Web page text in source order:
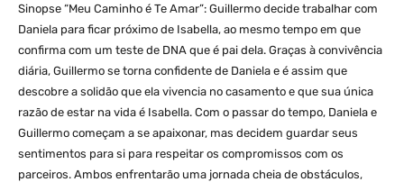
Sinopse “Meu Caminho é Te Amar”: Guillermo decide trabalhar com
Daniela para ficar próximo de Isabella, ao mesmo tempo em que
confirma com um teste de DNA que é pai dela. Graças à convivência
diária, Guillermo se torna confidente de Daniela e é assim que
descobre a solidão que ela vivencia no casamento e que sua única
razão de estar na vida é Isabella. Com o passar do tempo, Daniela e
Guillermo começam a se apaixonar, mas decidem guardar seus
sentimentos para si para respeitar os compromissos com os
parceiros. Ambos enfrentarão uma jornada cheia de obstáculos,